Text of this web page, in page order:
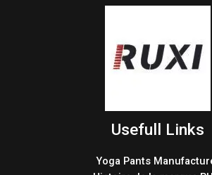
Usefull Links
Yoga Pants